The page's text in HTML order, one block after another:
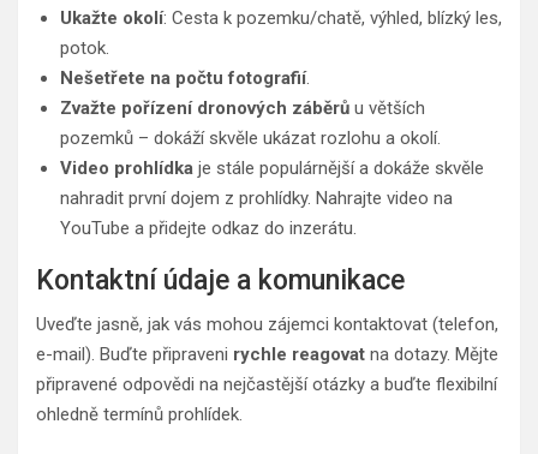
Ukažte okolí: Cesta k pozemku/chatě, výhled, blízký les,
potok.
Nešetřete na počtu fotografií.
Zvažte pořízení dronových záběrů u větších
pozemků – dokáží skvěle ukázat rozlohu a okolí.
Video prohlídka je stále populárnější a dokáže skvěle
nahradit první dojem z prohlídky. Nahrajte video na
YouTube a přidejte odkaz do inzerátu.
Kontaktní údaje a komunikace
Uveďte jasně, jak vás mohou zájemci kontaktovat (telefon,
e-mail). Buďte připraveni rychle reagovat na dotazy. Mějte
připravené odpovědi na nejčastější otázky a buďte flexibilní
ohledně termínů prohlídek.